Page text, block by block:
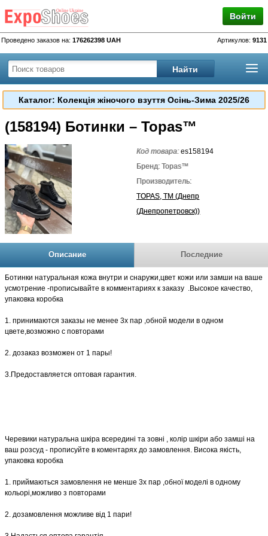
Войти
Проведено заказов на: 176262398 UAH Артикулов: 9131
Каталог: Колекція жіночого взуття Осінь-Зима 2025/26
(158194) Ботинки – Topas™
Код товара:es158194
Бренд: Topas™
Производитель:
TOPAS, TM (Днепр
(Днепропетровск))
Описание Последние
Ботинки натуральная кожа внутри и снаружи,цвет кожи или замши на ваше
усмотрение -прописывайте в комментариях к заказу .Высокое качество,
упаковка коробка
1. принимаются заказы не менее 3х пар ,обной модели в одном
цвете,возможно с повторами
2. дозаказ возможен от 1 пары!
3.Предоставляется оптовая гарантия.
Черевики натуральна шкіра всередині та зовні , колір шкіри або замші на
ваш розсуд - прописуйте в коментарях до замовлення. Висока якість,
упаковка коробка
1. приймаються замовлення не менше 3х пар ,обної моделі в одному
кольорі,можливо з повторами
2. дозамовлення можливе від 1 пари!